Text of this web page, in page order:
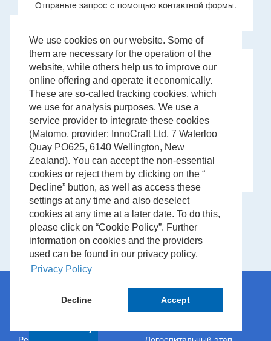
We use cookies on our website. Some of
them are necessary for the operation of the
website, while others help us to improve our
online offering and operate it economically.
These are so-called tracking cookies, which
we use for analysis purposes. We use a
service provider to integrate these cookies
(Matomo, provider: InnoCraft Ltd, 7 Waterloo
Quay PO625, 6140 Wellington, New
Zealand). You can accept the non-essential
cookies or reject them by clicking on the “
Decline” button, as well as access these
settings at any time and also deselect
cookies at any time at a later date. To do this,
please click on “Cookie Policy”. Further
information on cookies and the providers
used can be found in our privacy policy.
Privacy Policy
Decline Accept
Отправьте запрос с помощью контактной формы.
Служба поддержки
Запрос на техническую поддержку.
Продукты Решения